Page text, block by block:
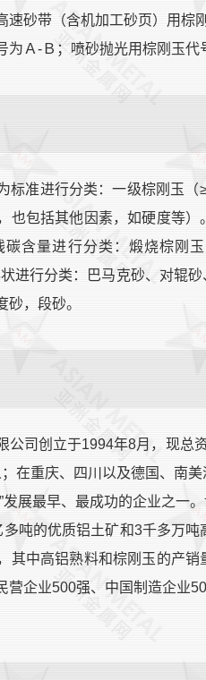
速砂带（含机加工砂页）用棕
为Ａ-Ｂ；喷砂抛光用棕刚玉代
标准进行分类：一级棕刚玉
也包括其他因素，如硬度等
含量进行分类：煅烧棕刚
状进行分类：巴马克砂、对辊
砂，段砂。
公司创立于1994年8月，现总
在重庆、四川以及德国、南
发展最早、最成功的企业之一
吨的优质铝土矿和3千多万
其中高铝熟料和棕刚玉的产
营企业500强、中国制造企业